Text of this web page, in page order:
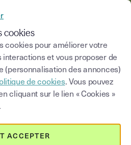
des
cookies
cookies pour améliorer votre
et vous proposer de
(personnalisation des annonces)
de cookies. Vous pouvez
cliquant sur le lien « Cookies »
ACCEPTER